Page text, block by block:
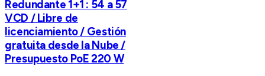
Redundante 1+1 : 54 a 57
VCD / Libre de
licenciamiento / Gestión
gratuita desde la Nube /
Presupuesto PoE 220 W